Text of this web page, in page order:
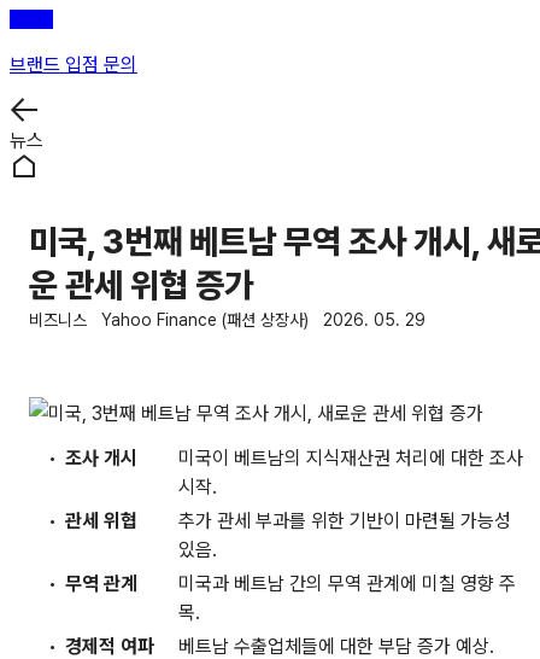
브랜드 입점 문의
뉴스
미국, 3번째 베트남 무역 조사 개시, 새
운 관세 위협 증가
비즈니스 Yahoo Finance (패션 상장사) 2026. 05. 29
조사 개시
미국이 베트남의 지식재산권 처리에 대한 조사
시작.
관세 위협
추가 관세 부과를 위한 기반이 마련될 가능성
있음.
무역 관계
미국과 베트남 간의 무역 관계에 미칠 영향 주
목.
경제적 여파
베트남 수출업체들에 대한 부담 증가 예상.